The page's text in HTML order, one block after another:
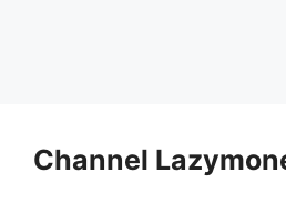
contentChannel